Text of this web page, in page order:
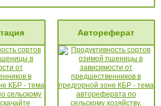
Автореферат